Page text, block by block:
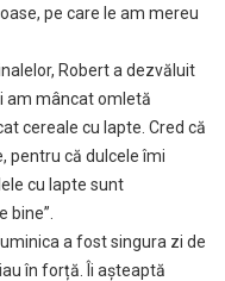
pe care le am mereu
Robert a dezvăluit
am mâncat omletă
cereale cu lapte. Cred că
pentru că dulcele îmi
cu lapte sunt
bine”.
a fost singura zi de
în forță. Îi așteaptă